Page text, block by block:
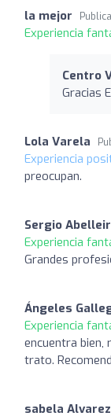
la mejor
Experiencia
Centro
Gracias
Lola Varela
Experiencia
preocupan.
Sergio
Experiencia
Grandes
Ángeles
Experiencia
encuentra bien,
trato.
sabela Alvarez